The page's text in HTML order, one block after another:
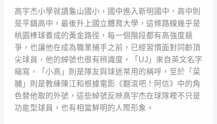
高宇杰小學就讀龜山國小，國中進入新明國中，高中則
是平鎮高中，最後升上國立體育大學，這條路線幾乎是
桃園棒球養成的黃金路徑，每一個階段都有高強度競
爭，也讓他在成為職業捕手之前，已經習慣面對同齡頂
尖球員，他的綽號也很有辨識度，「UJ」來自英文名字
縮寫，「小高」則是隊友與球迷常用的稱呼，至於「菜
脯」則是教練陳江和根據電影《翻滾吧！阿信》中的角
色替他取的外號，這些綽號反映高宇杰在球隊裡不只是
功能型球員，也有相當鮮明的人際形象。